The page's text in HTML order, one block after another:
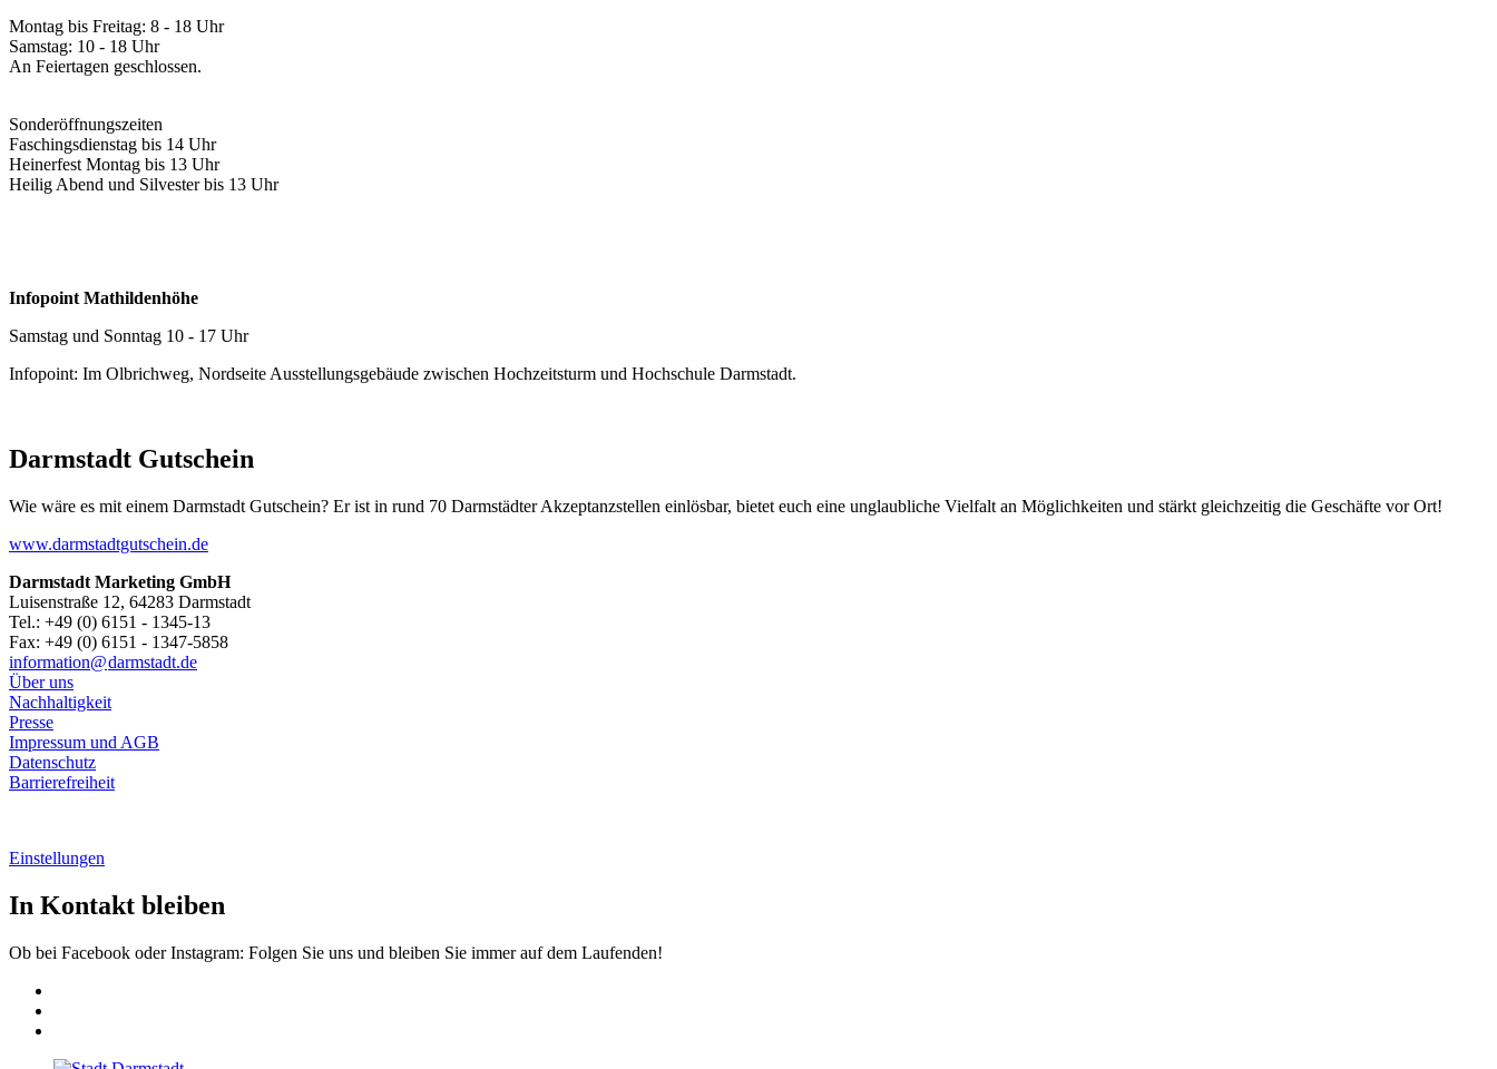
Montag bis Freitag: 8 - 18 Uhr
Samstag: 10 - 18 Uhr
An Feiertagen geschlossen.
Sonderöffnungszeiten
Faschingsdienstag bis 14 Uhr
Heinerfest Montag bis 13 Uhr
Heilig Abend und Silvester bis 13 Uhr
Infopoint Mathildenhöhe
Samstag und Sonntag 10 - 17 Uhr
Infopoint: Im Olbrichweg, Nordseite Ausstellungsgebäude zwischen Hochzeitsturm und Hochschule Darmstadt.
Darmstadt Gutschein
Wie wäre es mit einem Darmstadt Gutschein? Er ist in rund 70 Darmstädter Akzeptanzstellen einlösbar, bietet euch eine unglaubliche Vielfalt an Möglichkeiten und stärkt gleichzeitig die Geschäfte vor Ort!
www.darmstadtgutschein.de
Darmstadt Marketing GmbH
Luisenstraße 12, 64283 Darmstadt
Tel.: +49 (0) 6151 - 1345-13
Fax: +49 (0) 6151 - 1347-5858
information@darmstadt.de
Über uns
Nachhaltigkeit
Presse
Impressum und AGB
Datenschutz
Barrierefreiheit
Einstellungen
In Kontakt bleiben
Ob bei Facebook oder Instagram: Folgen Sie uns und bleiben Sie immer auf dem Laufenden!